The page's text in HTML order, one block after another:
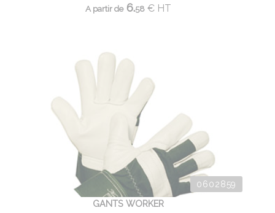
A partir de6.58 € HT
0602859
GANTS WORKER